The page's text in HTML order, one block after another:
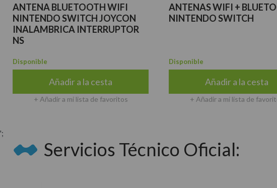
BLUETOOTH WIFI
SWITCH JOYCON
INTERRUPTOR
Añadir a la cesta
+ Añadir a mi lista de favoritos
ANTENAS WIFI + BLUETOOTH
NINTENDO SWITCH
Disponible
Añadir a la cesta
+ Añadir a mi lista de favoritos
';
Servicios Técnico Oficial: